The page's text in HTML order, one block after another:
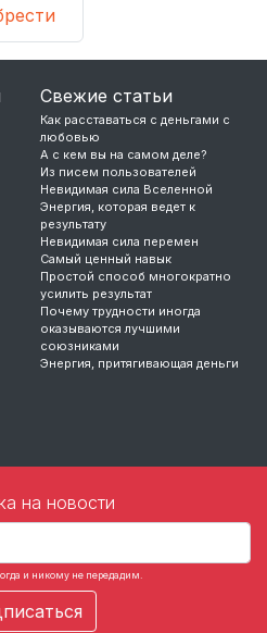
Свежие статьи
Как расставаться с деньгами с
любовью
А с кем вы на самом деле?
Из писем пользователей
Невидимая сила Вселенной
Энергия, которая ведет к
результату
Невидимая сила перемен
Самый ценный навык
Простой способ многократно
усилить результат
Почему трудности иногда
оказываются лучшими
союзниками
Энергия, притягивающая деньги
на новости
и никому не передадим.